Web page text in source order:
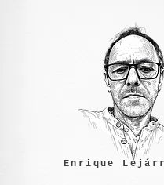
Enrique